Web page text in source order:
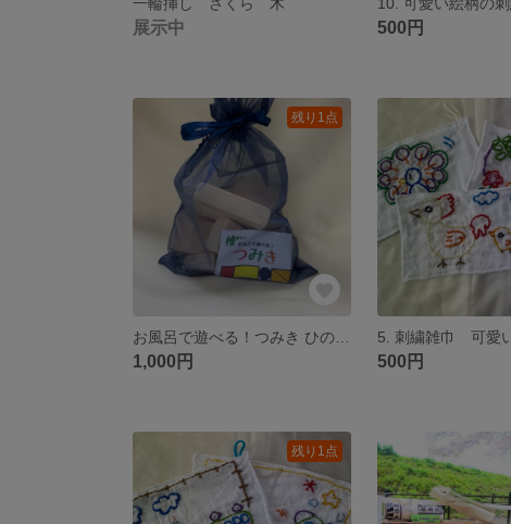
展示中 500円
残り1点
1,000円 500円
残り1点